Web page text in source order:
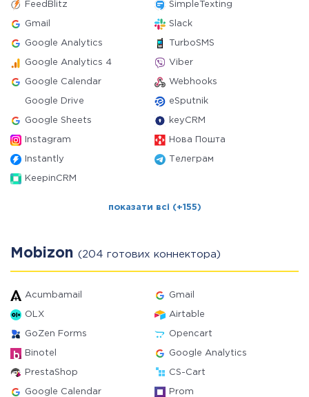
FeedBlitz SimpleTexting
Gmail Slack
Google Analytics TurboSMS
Google Analytics 4 Viber
Google Calendar Webhooks
Google Drive eSputnik
Google Sheets keyCRM
Instagram Нова Пошта
Instantly Телеграм
KeepinCRM
показати всі (+155)
Mobizon (204 готових коннектора)
Acumbamail Gmail
OLX Airtable
GoZen Forms Opencart
Binotel Google Analytics
PrestaShop CS-Cart
Google Calendar Prom